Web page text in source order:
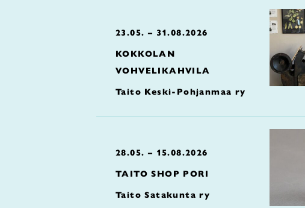
23.05. – 31.08.2026
KOKKOLAN
VOHVELIKAHVILA
Taito Keski-Pohjanmaa ry
28.05. – 15.08.2026
TAITO SHOP PORI
Taito Satakunta ry